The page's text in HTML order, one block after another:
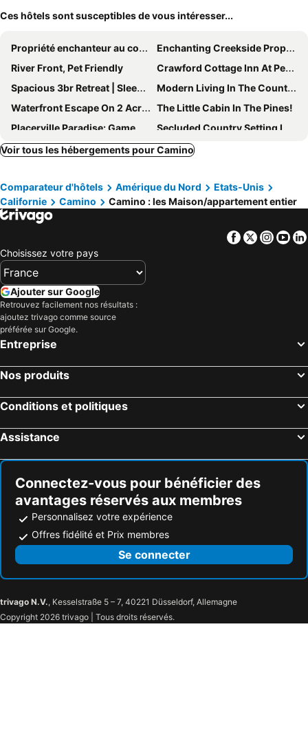
Ces hôtels sont susceptibles de vous intéresser...
Propriété enchanteur au coeur de Apple Hill
Enchanting Creekside Property Featuring Two Cabins - Rent One Or Both
River Front, Pet Friendly
Crawford Cottage Inn At Perry Creek Nestled In The Wine Country.
Spacious 3br Retreat | Sleeps 10 | Free Parking
Modern Living In The Country - Placerville, Ca
Waterfront Escape On 2 Acres – 2 Cozy Cabins With Fire Pit & Nature Views
The Little Cabin In The Pines!
Placerville Paradise: Game Room + Hot Tub!
Secluded Country Setting In The Heart Of Gold Country - Yet Close To It All
FairPlay Lodge - Détendez-vous dans le luxe dans un pays viticole
Chuckelli Farms Cozy Cottage
Miners Cottage
Voir tous les hébergements pour Camino
Comparateur d'hôtels Amérique du Nord
Etats-Unis
Californie
Camino Camino : les Maison/appartement entier
Facebook
Twitter
Choisissez votre pays
Ajouter sur Google
Retrouvez facilement nos résultats :
ajoutez trivago comme source
préférée sur Google.
Entreprise
Nos produits
Conditions et politiques
Assistance
Connectez-vous pour bénéficier des
avantages réservés aux membres
Personnalisez votre expérience
Offres fidélité et Prix membres
Se connecter
trivago N.V., Kesselstraße 5 – 7, 40221 Düsseldorf, Allemagne
Copyright 2026 trivago | Tous droits réservés.